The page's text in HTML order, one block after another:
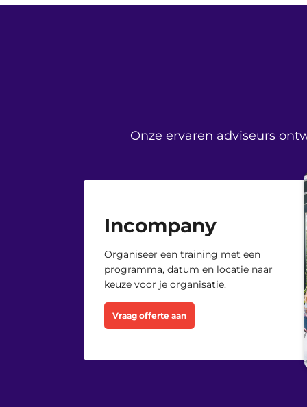
Maandag 28 September 2026
Maandag 5 Oktober 2026
Onze ervaren adviseurs
Incompany
Organiseer een training met een
programma, datum en locatie naar
keuze voor je organisatie.
Vraag offerte aan